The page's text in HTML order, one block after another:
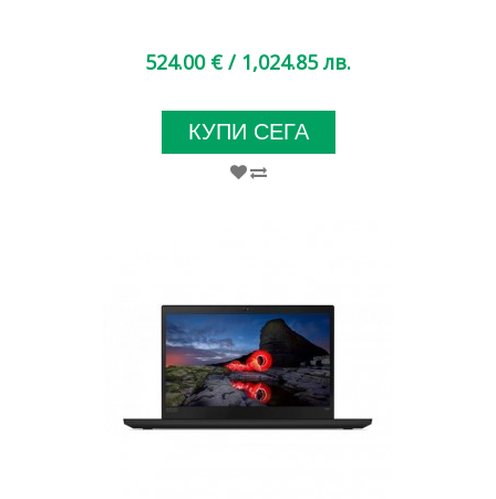
524.00 € / 1,024.85 лв.
КУПИ СЕГА